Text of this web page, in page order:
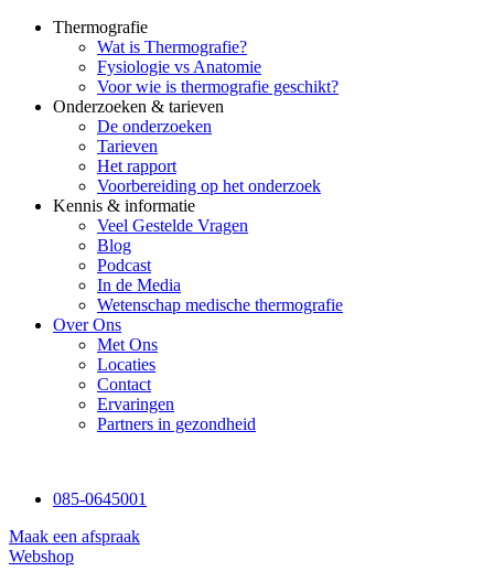
Thermografie
Wat is Thermografie?
Fysiologie vs Anatomie
Voor wie is thermografie geschikt?
Onderzoeken & tarieven
De onderzoeken
Tarieven
Het rapport
Voorbereiding op het onderzoek
Kennis & informatie
Veel Gestelde Vragen
Blog
Podcast
In de Media
Wetenschap medische thermografie
Over Ons
Met Ons
Locaties
Contact
Ervaringen
Partners in gezondheid
085-0645001
Maak een afspraak
Webshop